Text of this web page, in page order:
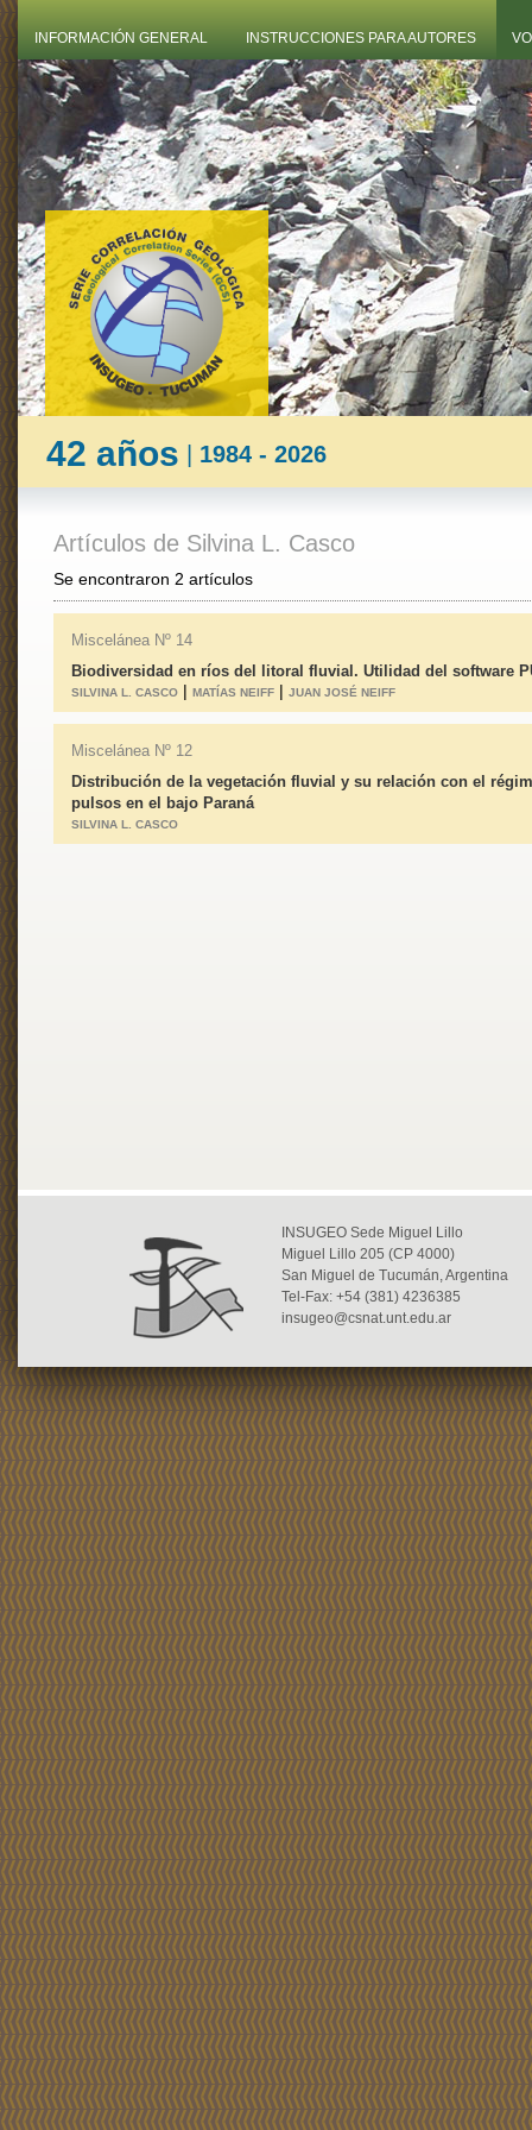
INFORMACIÓN GENERAL INSTRUCCIONES PARA AUTORES
42 años | 1984 - 2026
Artículos de Silvina L. Casco
Se encontraron 2 artículos
Miscelánea Nº 14
Biodiversidad en ríos del litoral fluvial. Utilidad del software
SILVINA L. CASCO | MATÍAS NEIFF | JUAN JOSÉ NEIFF
Miscelánea Nº 12
Distribución de la vegetación fluvial y su relación con el
pulsos en el bajo Paraná
SILVINA L. CASCO
INSUGEO Sede Miguel Lillo
Miguel Lillo 205 (CP 4000)
San Miguel de Tucumán, Argentina
Tel-Fax: +54 (381) 4236385
insugeo@csnat.unt.edu.ar